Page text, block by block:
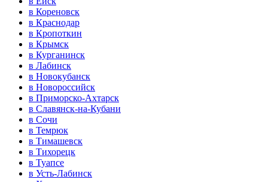
в Кореновск
в Краснодар
в Кропоткин
в Крымск
в Курганинск
в Лабинск
в Новокубанск
в Новороссийск
в Приморско-Ахтарск
в Славянск-на-Кубани
в Сочи
в Темрюк
в Тимашевск
в Тихорецк
в Туапсе
в Усть-Лабинск